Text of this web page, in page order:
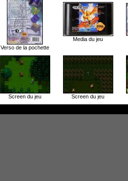
Verso de la pochette
Media du jeu
Screen du jeu Screen du jeu